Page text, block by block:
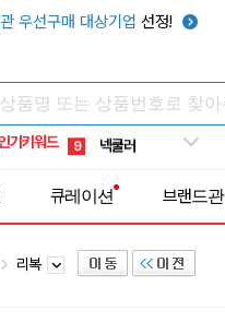
우선구매 대상기업 선정!
기키워드
5 키캡
8 쿨토시
9 넥쿨러
1 선풍기
큐레이션 브랜드관
리복